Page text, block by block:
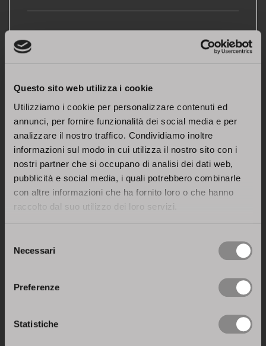
Questo sito web utilizza i cookie
Utilizziamo i cookie per personalizzare contenuti ed
annunci, per fornire funzionalità dei social media e per
analizzare il nostro traffico. Condividiamo inoltre
informazioni sul modo in cui utilizza il nostro sito con i
nostri partner che si occupano di analisi dei dati web,
pubblicità e social media, i quali potrebbero combinarle
con altre informazioni che ha fornito loro o che hanno
raccolto dal suo utilizzo dei loro servizi.
delNecessari
Preferenze
Statistiche
Seleziona la provincia *
– Compila gli altri campi –
Trattamento dati personali ai sensi del D.L. n.196/03
e GDPR 679/2016 e della normativa applicabile